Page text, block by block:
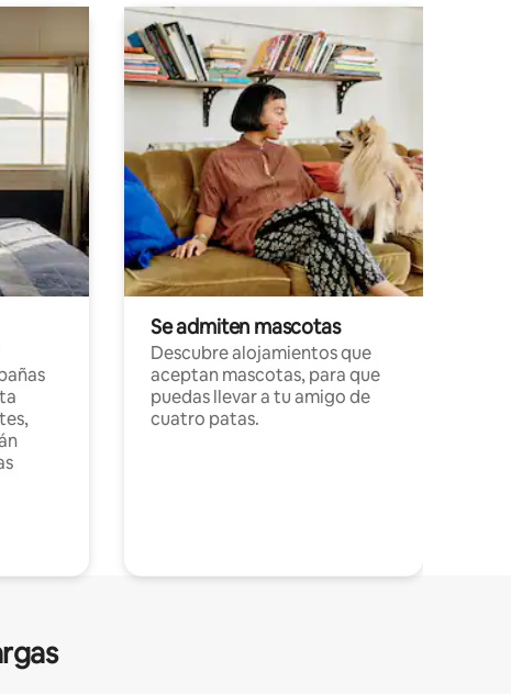
Se admiten mascotas
Descubre alojamientos que
aceptan mascotas, para que
puedas llevar a tu amigo de
cuatro patas.